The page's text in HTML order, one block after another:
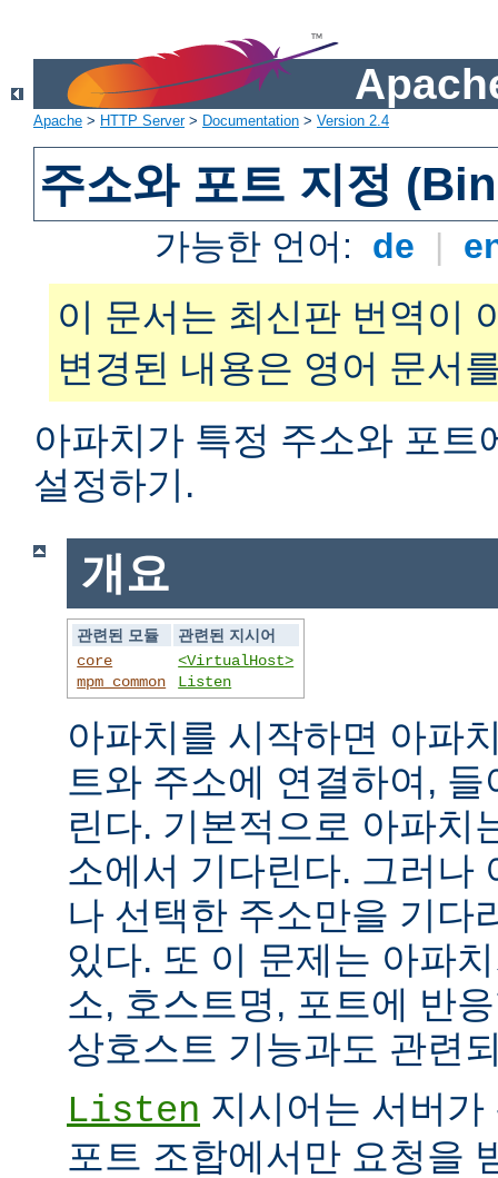
Apache > HTTP Server> Documentation > Version 2.4
주소와 포트 지정
가능한 언어: de |
이 문서는 최신판 번역이
변경된 내용은 영어 문서
아파치가 특정 주소와 포트
설정하기.
개요
관련된 모듈
관련된 지시어
core
mpm_common
<VirtualHost>
Listen
아파치를 시작하면 아파
트와 주소에 연결하여,
린다. 기본적으로 아파치
소에서 기다린다. 그러나
나 선택한 주소만을 기다
있다. 또 이 문제는 아파
소, 호스트명, 포트에 반
상호스트 기능과도 관련
Listen 지시어는 서버
포트 조합에서만 요청을